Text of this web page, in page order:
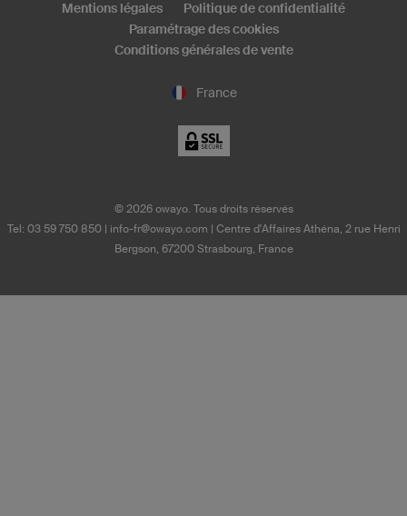
France
Mentions légales
Politique de confidentialité
Paramétrage des cookies
Conditions générales de vente
© 2026owayo. Tous droits réservés
Tel: 03 59 750 850| info-fr@owayo.com | Centre d'Affaires Athéna, 2 rue Henri
Bergson, 67200 Strasbourg, France